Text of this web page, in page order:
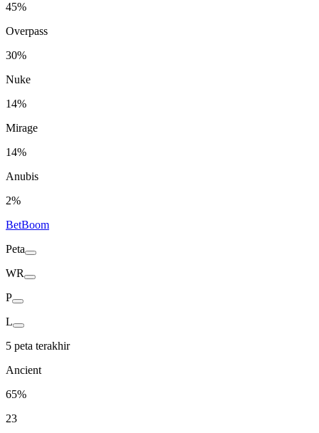
45%
Overpass
30%
Nuke
14%
Mirage
14%
Anubis
2%
BetBoom
Peta
WR
P
L
5 peta terakhir
Ancient
65%
23